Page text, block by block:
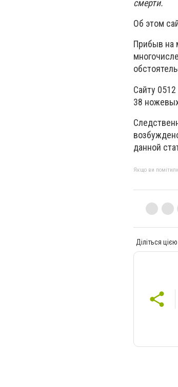
смерти.
Об этом
Прибыв на
Сайту
38
данной
Якщо ви помітили
Діліться